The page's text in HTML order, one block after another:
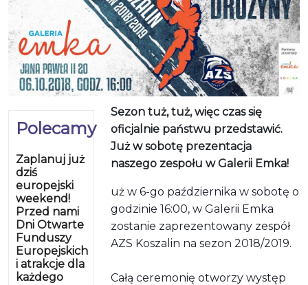
Polecamy
Zaplanuj już
dziś
europejski
weekend!
Przed nami
Dni Otwarte
Funduszy
Europejskich
i atrakcje dla
każdego
Sezon tuż, tuż, więc czas się
oficjalnie państwu przedstawić.
Już w sobotę prezentacja
naszego zespołu w Galerii Emka!
uż w 6-go października w sobotę o
godzinie 16:00, w Galerii Emka
zostanie zaprezentowany zespół
AZS Koszalin na sezon 2018/2019.
Całą ceremonię otworzy występ